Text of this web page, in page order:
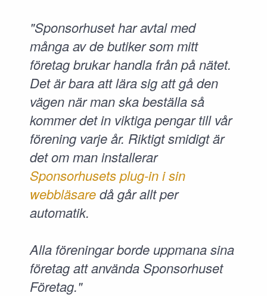
"Sponsorhuset har avtal med
många av de butiker som mitt
företag brukar handla från på nätet.
Det är bara att lära sig att gå den
vägen när man ska beställa så
kommer det in viktiga pengar till vår
förening varje år. Riktigt smidigt är
det om man installerar
Sponsorhusets plug-in i sin
webbläsaredå går allt per
automatik.
Alla föreningar borde uppmana sina
företag att använda Sponsorhuset
Företag."